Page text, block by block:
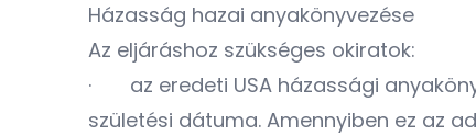
Házasság hazai anyakönyvezése
Az eljáráshoz szükséges okiratok:
· az eredeti USA házassági
születési dátuma. Amennyiben ez az